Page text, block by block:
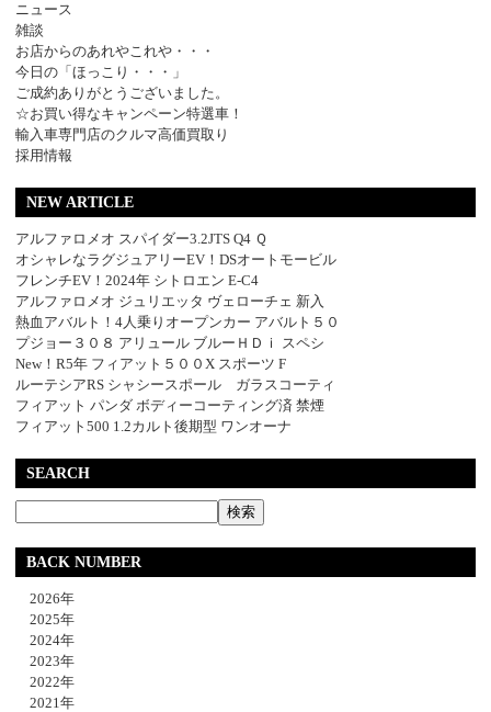
ニュース
雑談
お店からのあれやこれや・・・
今日の「ほっこり・・・」
ご成約ありがとうございました。
☆お買い得なキャンペーン特選車！
輸入車専門店のクルマ高価買取り
採用情報
NEW ARTICLE
アルファロメオ スパイダー3.2JTS Q4 Ｑ
オシャレなラグジュアリーEV！DSオートモービル
フレンチEV！2024年 シトロエン E-C4
アルファロメオ ジュリエッタ ヴェローチェ 新入
熱血アバルト！4人乗りオープンカー アバルト５０
プジョー３０８ アリュール ブルーＨＤｉ スペシ
New！R5年 フィアット５００X スポーツ F
ルーテシアRS シャシースポール ガラスコーティ
フィアット パンダ ボディーコーティング済 禁煙
フィアット500 1.2カルト後期型 ワンオーナ
SEARCH
BACK NUMBER
2026年
2025年
2024年
2023年
2022年
2021年